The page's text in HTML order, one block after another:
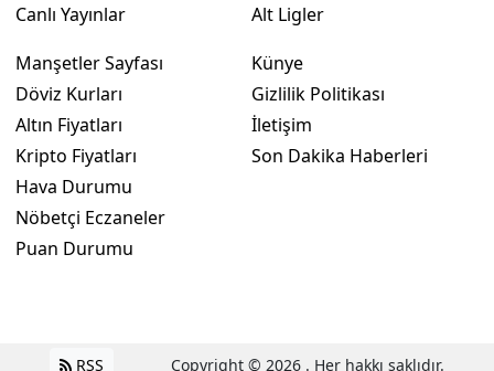
Canlı Yayınlar
Alt Ligler
Manşetler Sayfası
Döviz Kurları
Altın Fiyatları
Kripto Fiyatları
Hava Durumu
Nöbetçi Eczaneler
Puan Durumu
Künye
Gizlilik Politikası
İletişim
Son Dakika Haberleri
RSS Copyright © 2026 . Her hakkı saklıdır.